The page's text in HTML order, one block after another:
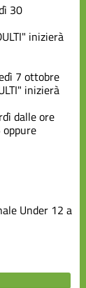
30
inizierà
7 ottobre
inizierà
dalle ore
Under 12 a